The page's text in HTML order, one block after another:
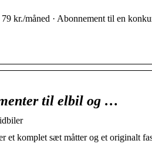
kr./måned · Abonnement til en
til elbil og …
komplet sæt måtter og et originalt